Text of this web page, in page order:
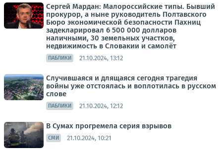
Сергей Мардан: Малороссийские типы. Бывший
прокурор, а ныне руководитель Полтавского
Бюро экономической безопасности Пахниц
задекларировал 6 500 000 долларов
наличными, 30 земельных участков,
недвижимость в Словакии и самолёт
ПАБЛИКИ 21.10.2024, 13:12
Случившаяся и длящаяся сегодня трагедия
войны уже отстоялась и воплотилась в русском
слове
ПАБЛИКИ 21.10.2024, 12:12
В Сумах прогремела серия взрывов
СМИ 21.10.2024, 10:21